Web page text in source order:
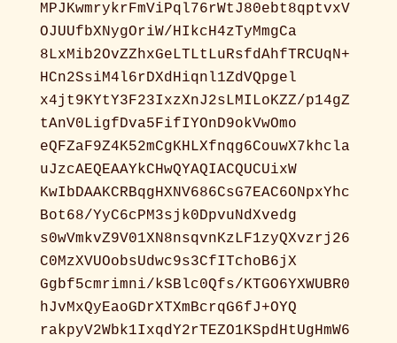
MPJKwmrykrFmViPql76rWtJ80ebt8qptvxV
OJUUfbXNygOriW/HIkcH4zTyMmgCa
8LxMib2OvZZhxGeLTLtLuRsfdAhfTRCUqN+
HCn2SsiM4l6rDXdHiqnl1ZdVQpgel
x4jt9KYtY3F23IxzXnJ2sLMILoKZZ/p14gZ
tAnV0LigfDva5FifIYOnD9okVwOmo
eQFZaF9Z4K52mCgKHLXfnqg6CouwX7khcla
uJzcAEQEAAYkCHwQYAQIACQUCUixW
KwIbDAAKCRBqgHXNV686CsG7EAC6ONpxYhc
Bot68/YyC6cPM3sjk0DpvuNdXvedg
s0wVmkvZ9V01XN8nsqvnKzLF1zyQXvzrj26
C0MzXVUOobsUdwc9s3CfITchoB6jX
Ggbf5cmrimni/kSBlc0Qfs/KTGO6YXWUBR0
hJvMxQyEaoGDrXTXmBcrqG6fJ+OYQ
rakpyV2Wbk1IxqdY2rTEZO1KSpdHtUgHmW6